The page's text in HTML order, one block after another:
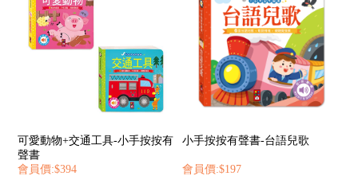
可愛動物+交通工具-小手按按有
聲書
會員價:$394
小手按按有聲書-台語兒歌
會員價:$197